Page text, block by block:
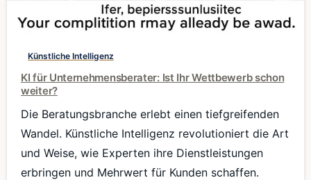
Künstliche Intelligenz
KI für Unternehmensberater: Ist Ihr Wettbewerb schon
weiter?
Die Beratungsbranche erlebt einen tiefgreifenden
Wandel. Künstliche Intelligenz revolutioniert die Art
und Weise, wie Experten ihre Dienstleistungen
erbringen und Mehrwert für Kunden schaffen.